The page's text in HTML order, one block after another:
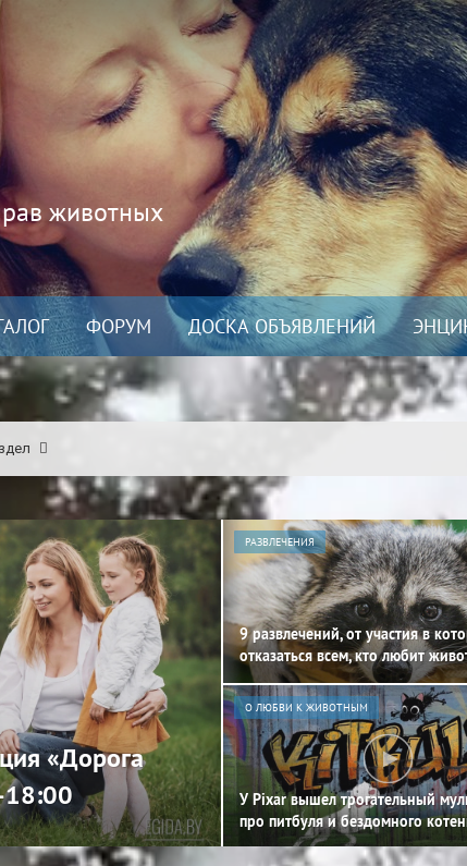
животных
ФОРУМ ДОСКА ОБЪЯВЛЕНИЙ
«Дорога
18:00
РАЗВЛЕЧЕНИЯ
9 развлечений, от участия в
отказаться всем, кто любит
О ЛЮБВИ К ЖИВОТНЫМ
У Pixar вышел трогательный
про питбуля и бездомного